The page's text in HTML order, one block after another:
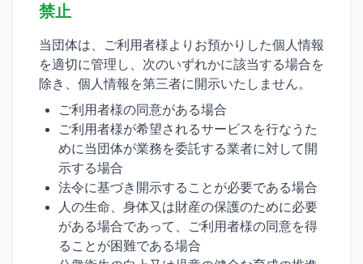
禁止
当団体は、ご利用者様よりお預かりした個人情報
を適切に管理し、次のいずれかに該当する場合を
除き、個人情報を第三者に開示いたしません。
ご利用者様の同意がある場合
ご利用者様が希望されるサービスを行なうた
めに当団体が業務を委託する業者に対して開
示する場合
法令に基づき開示することが必要である場合
人の生命、身体又は財産の保護のために必要
がある場合であって、ご利用者様の同意を得
ることが困難である場合